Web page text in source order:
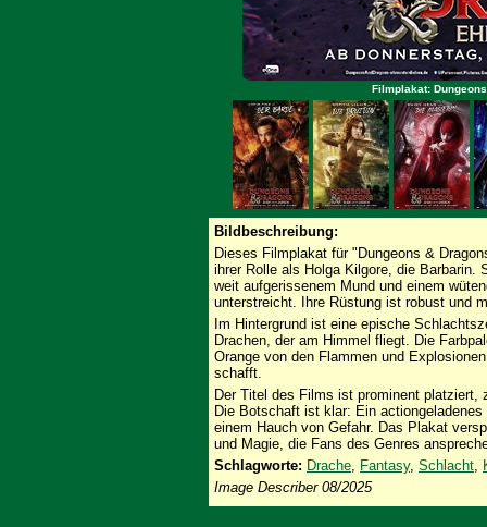
Filmplakat:
Bildbeschreibung:
Dieses Filmplakat für "Dungeons &
ihrer Rolle als Holga Kilgore, die
weit aufgerissenem Mund und einem
unterstreicht. Ihre Rüstung ist robust und
Im Hintergrund ist eine epische
Drachen, der am Himmel fliegt. Die
Orange von den Flammen und
schafft.
Der Titel des Films ist prominent platziert,
Die Botschaft ist klar: Ein
einem Hauch von Gefahr. Das Plakat
und Magie, die Fans des Genres
Schlagworte: Drache, Fantasy, Schlacht,
Image Describer 08/2025